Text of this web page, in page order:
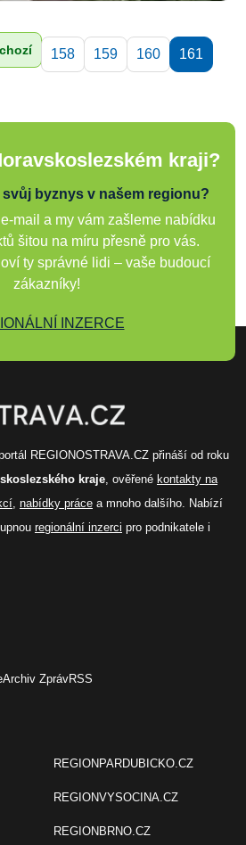
158 159 160 161
kraji?
byznys v našem regionu?
mail a my vám zašleme nabídku
šitou na míru přesně pro vás.
ty správné lidi – vaše budoucí
zákazníky!
INZERCE
REGIONOSTRAVA.CZ přináší od roku
kraje , ověřené kontakty na
nabídky práce a mnoho dalšího. Nabízí
regionální inzerci pro podnikatele i
Archiv ZprávRSS
REGIONPARDUBICKO.CZ
REGIONVYSOCINA.CZ
REGIONBRNO.CZ